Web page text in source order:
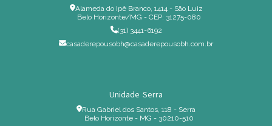
Alameda do Ipê Branco, 1414 - São Luiz
Belo Horizonte/MG - CEP: 31275-080
(31) 3441-6192
casaderepousobh@casaderepousobh.com.br
Unidade Serra
Rua Gabriel dos Santos, 118 - Serra
Belo Horizonte - MG - 30210-510